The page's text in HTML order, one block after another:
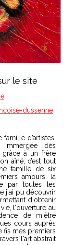
le site
dussenne
d’artistes,
dès
grâce à un frère
aîné, c’est tout
famille de six
amours, la
par toutes les
j'ai pu découvrir
d'obtenir
l'ouverture au
de m'être
cours auprès
fis mes premiers
l'art abstrait